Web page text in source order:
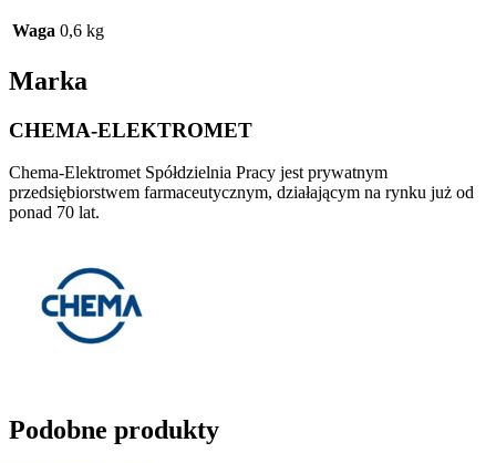
Waga 0,6 kg
Marka
CHEMA-ELEKTROMET
Chema-Elektromet Spółdzielnia Pracy jest prywatnym
przedsiębiorstwem farmaceutycznym, działającym na rynku już od
ponad 70 lat.
Podobne produkty